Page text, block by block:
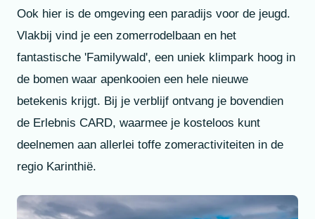
Ook hier is de omgeving een paradijs voor de jeugd.
Vlakbij vind je een zomerrodelbaan en het
fantastische 'Familywald', een uniek klimpark hoog in
de bomen waar apenkooien een hele nieuwe
betekenis krijgt. Bij je verblijf ontvang je bovendien
de Erlebnis CARD, waarmee je kosteloos kunt
deelnemen aan allerlei toffe zomeractiviteiten in de
regio Karinthië.